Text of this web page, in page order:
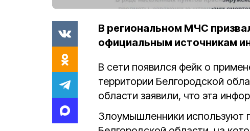
В региональном МЧС
официальным источникам
В сети появился фейк о
территории Белгородской
области заявили, что эта
Злоумышленники используют